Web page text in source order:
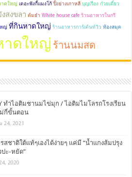
าดใหญ่ เดอะฟังกี้แมงโก้ ปิ้งย่างเกาหลี บุญเรือง ก๋วยเตี๋ยว
สงขลา ต้มยำ White house cafe ร้านอาหารในกรี
หญ่ ที่กินหาดใหญ่ ร้านอาหารการ์เด้นท์วิว ห้องสมุด
าดใหญ่ ร้านนมสด
ทำไอติมชานมไข่มุก / ไอติมไมโลรถโรงเรียน
ม่กี่ขั้นตอน
24, 2021
สชาติใต้แท้ๆเองได้ง่ายๆ แค่มี “น้ำแกงส้มปรุง
ปะ-หยัด”
2020